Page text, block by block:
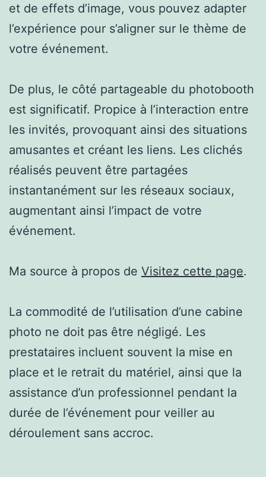
et de effets d’image, vous pouvez adapter
l’expérience pour s’aligner sur le thème de
votre événement.
De plus, le côté partageable du photobooth
est significatif. Propice à l’interaction entre
les invités, provoquant ainsi des situations
amusantes et créant les liens. Les clichés
réalisés peuvent être partagées
instantanément sur les réseaux sociaux,
augmentant ainsi l’impact de votre
événement.
Ma source à propos de Visitez cette page.
La commodité de l’utilisation d’une cabine
photo ne doit pas être négligé. Les
prestataires incluent souvent la mise en
place et le retrait du matériel, ainsi que la
assistance d’un professionnel pendant la
durée de l’événement pour veiller au
déroulement sans accroc.